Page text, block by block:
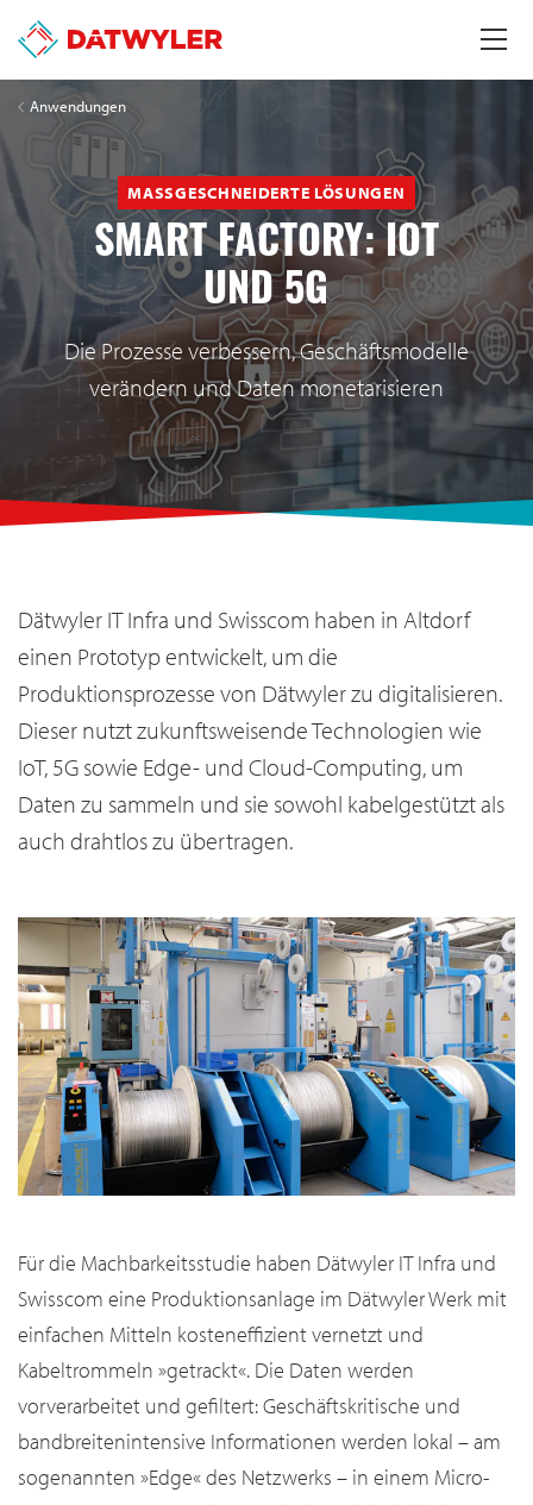
Anwendungen
MASSGESCHNEIDERTE LÖSUNGEN
SMART FACTORY: IOT
UND 5G
Die Prozesse verbessern, Geschäftsmodelle
verändern und Daten monetarisieren
Dätwyler IT Infra und Swisscom haben in Altdorf
einen Prototyp entwickelt, um die
Produktionsprozesse von Dätwyler zu digitalisieren.
Dieser nutzt zukunftsweisende Technologien wie
IoT, 5G sowie Edge- und Cloud-Computing, um
Daten zu sammeln und sie sowohl kabelgestützt als
auch drahtlos zu übertragen.
Für die Machbarkeitsstudie haben Dätwyler IT Infra und
Swisscom eine Produktionsanlage im Dätwyler Werk mit
einfachen Mitteln kosteneffizient vernetzt und
Kabeltrommeln »getrackt«. Die Daten werden
vorverarbeitet und gefiltert: Geschäftskritische und
bandbreitenintensive Informationen werden lokal – am
sogenannten »Edge« des Netzwerks – in einem Micro-